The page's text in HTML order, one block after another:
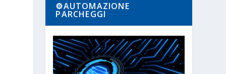
⚙️AUTOMAZIONE
PARCHEGGI